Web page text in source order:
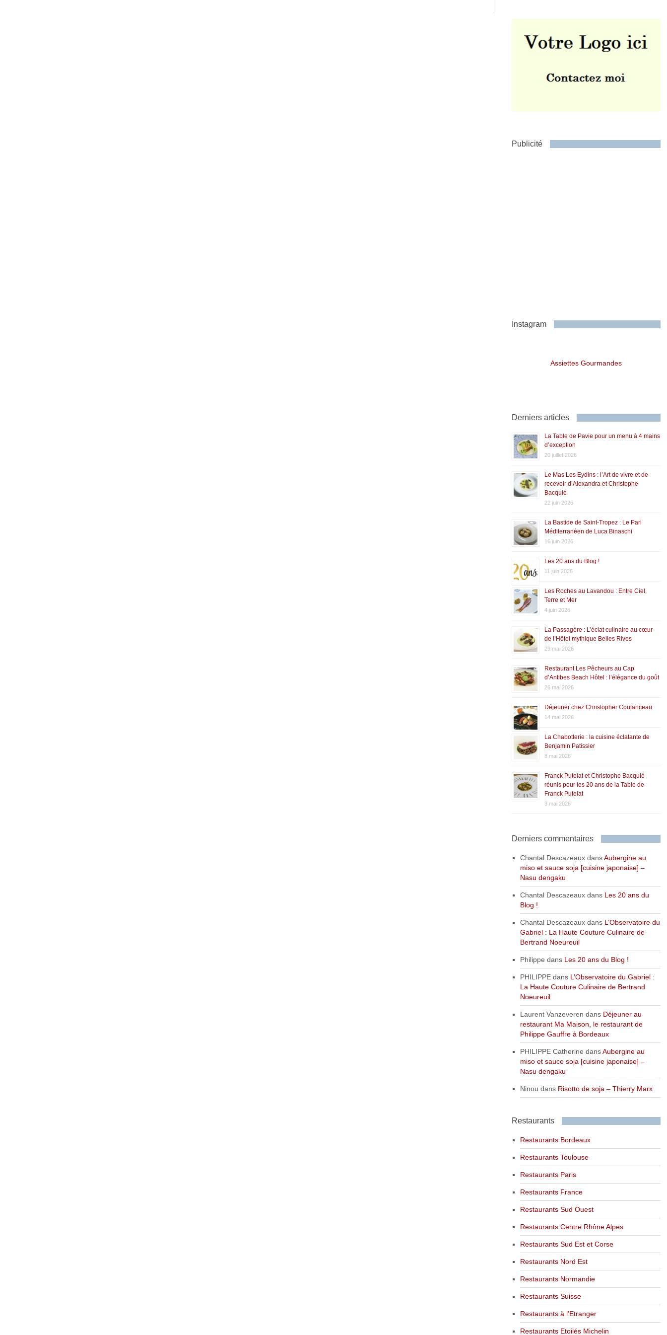
Publicité
Instagram
Assiettes Gourmandes
Derniers articles
La Table de Pavie pour un menu à 4 mains
d’exception
20 juillet 2026
Le Mas Les Eydins : l’Art de vivre et de
recevoir d’Alexandra et Christophe
Bacquié
22 juin 2026
La Bastide de Saint-Tropez : Le Pari
Méditerranéen de Luca Binaschi
16 juin 2026
Les 20 ans du Blog !
11 juin 2026
Les Roches au Lavandou : Entre Ciel,
Terre et Mer
4 juin 2026
La Passagère : L’éclat culinaire au cœur
de l’Hôtel mythique Belles Rives
29 mai 2026
Restaurant Les Pêcheurs au Cap
d’Antibes Beach Hôtel : l’élégance du goût
26 mai 2026
Déjeuner chez Christopher Coutanceau
14 mai 2026
La Chabotterie : la cuisine éclatante de
Benjamin Patissier
8 mai 2026
Franck Putelat et Christophe Bacquié
réunis pour les 20 ans de la Table de
Franck Putelat
3 mai 2026
Derniers commentaires
Chantal DescazeauxdansAubergine au
miso et sauce soja [cuisine japonaise] –
Nasu dengaku
Chantal Descazeauxdans Les 20 ans du
Blog !
Chantal Descazeauxdans L’Observatoire du
Gabriel : La Haute Couture Culinaire de
Bertrand Noeureuil
Philippe dans Les 20 ans du Blog !
PHILIPPEdans L’Observatoire du Gabriel :
La Haute Couture Culinaire de Bertrand
Noeureuil
Laurent Vanzeveren dans Déjeuner au
restaurant Ma Maison, le restaurant de
Philippe Gauffre à Bordeaux
PHILIPPE Catherine dansAubergine au
miso et sauce soja [cuisine japonaise] –
Nasu dengaku
Ninou dans Risotto de soja – Thierry Marx
Restaurants
Restaurants Bordeaux
Restaurants Toulouse
Restaurants Paris
Restaurants France
Restaurants Sud Ouest
Restaurants Centre Rhône Alpes
Restaurants Sud Est et Corse
Restaurants Nord Est
Restaurants Normandie
Restaurants Suisse
Restaurants à l’Etranger
Restaurants Etoilés Michelin